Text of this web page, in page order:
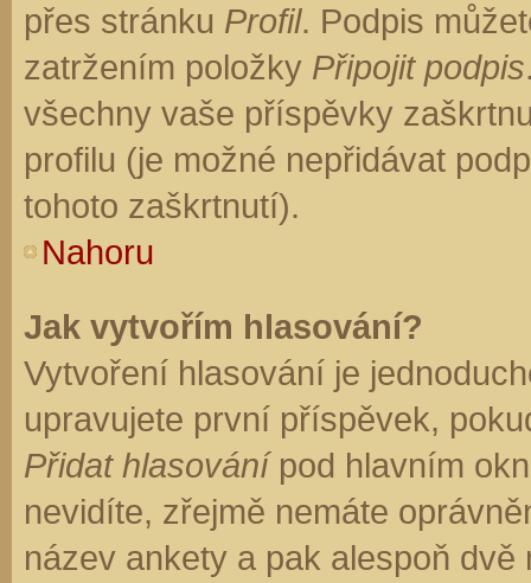
přes stránku Profil. Podpis
zatržením položky Připojit podpis
všechny vaše příspěvky
profilu (je možné nepřidávat
tohoto zaškrtnutí).
Nahoru
Jak vytvořím hlasování?
Vytvoření hlasování je
upravujete první příspěvek,
Přidat hlasovánípod hlavním
nevidíte, zřejmě nemáte
název ankety a pak alespoň